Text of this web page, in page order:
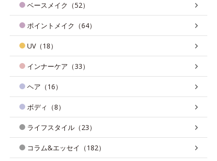
ベースメイク（52）
ポイントメイク（64）
UV（18）
インナーケア（33）
ヘア（16）
ボディ（8）
ライフスタイル（23）
コラム&エッセイ（182）